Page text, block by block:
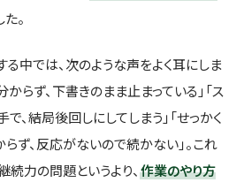
。
中では、次のような声をよく耳にしま
らず、下書きのまま止まっている」「ス
、結局後回しにしてしまう」「せっかく
ず、反応がないので続かない」。これ
続力の問題というより、 作業のやり方